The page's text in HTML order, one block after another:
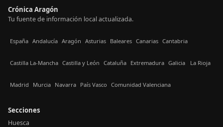
Crónica Aragón
Tu fuente de información local actualizada.
España Andalucía Aragón Asturias Baleares Canarias Cantabria
Castilla La-Mancha Castilla y León Cataluña Extremadura Galicia La Rioja
Madrid Murcia Navarra País Vasco Comunidad Valenciana
Secciones
Huesca